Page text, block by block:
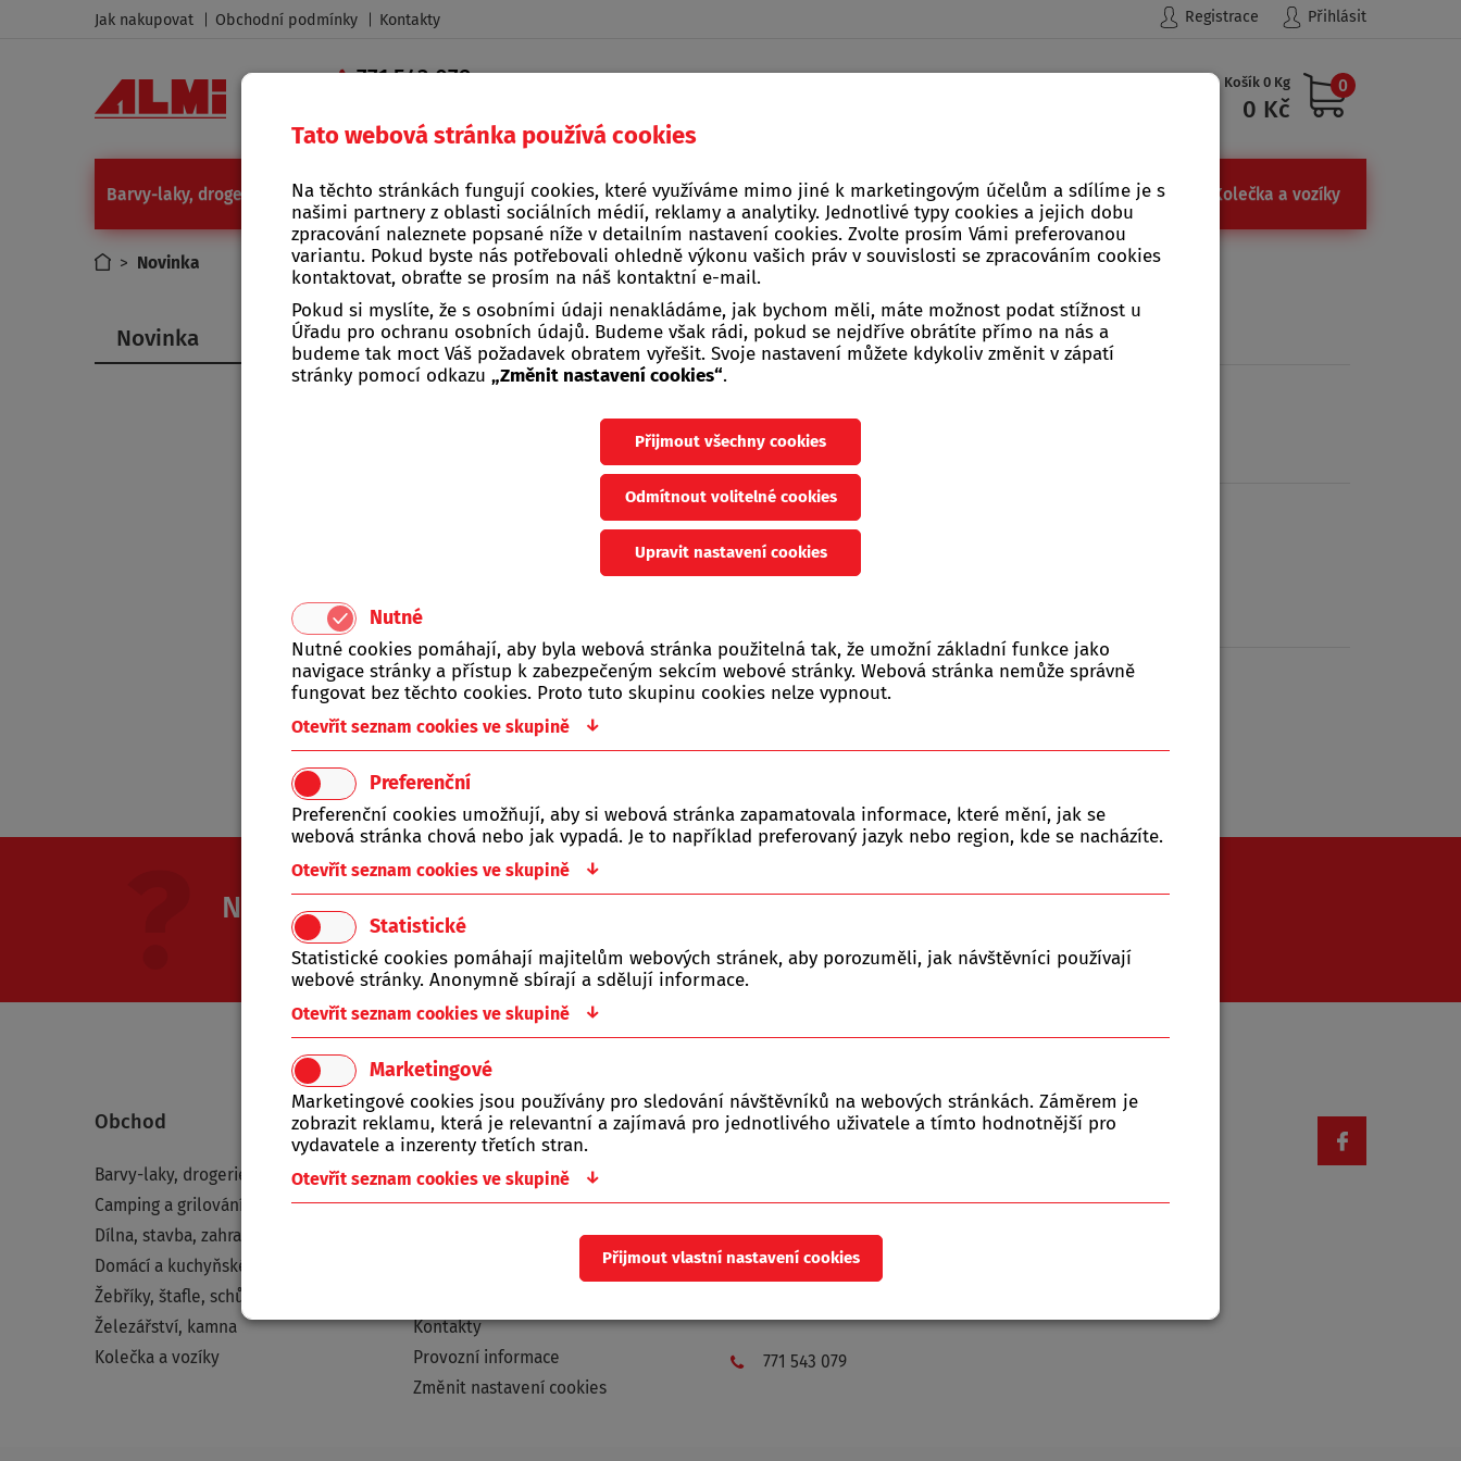
Tato webová stránka používá cookies
Na těchto stránkách fungují cookies, které využíváme mimo jiné k marketingovým účelům a sdílíme je s
našimi partnery z oblasti sociálních médií, reklamy a analytiky. Jednotlivé typy cookies a jejich dobu
zpracování naleznete popsané níže v detailním nastavení cookies. Zvolte prosím Vámi preferovanou
variantu. Pokud byste nás potřebovali ohledně výkonu vašich práv v souvislosti se zpracováním cookies
kontaktovat, obraťte se prosím na náš kontaktní e-mail.
Pokud si myslíte, že s osobními údaji nenakládáme, jak bychom měli, máte možnost podat stížnost u
Úřadu pro ochranu osobních údajů. Budeme však rádi, pokud se nejdříve obrátíte přímo na nás a
budeme tak moct Váš požadavek obratem vyřešit. Svoje nastavení můžete kdykoliv změnit v zápatí
stránky pomocí odkazu „Změnit nastavení cookies“.
Přijmout všechny cookies
Odmítnout volitelné cookies
Upravit nastavení cookies
Nutné
Nutné cookies pomáhají, aby byla webová stránka použitelná tak, že umožní základní funkce jako
navigace stránky a přístup k zabezpečeným sekcím webové stránky. Webová stránka nemůže správně
fungovat bez těchto cookies. Proto tuto skupinu cookies nelze vypnout.
Otevřít seznam cookies ve skupině ↓
Preferenční
Preferenční cookies umožňují, aby si webová stránka zapamatovala informace, které mění, jak se
webová stránka chová nebo jak vypadá. Je to například preferovaný jazyk nebo region, kde se nacházíte.
Otevřít seznam cookies ve skupině ↓
Statistické
Statistické cookies pomáhají majitelům webových stránek, aby porozuměli, jak návštěvníci používají
webové stránky. Anonymně sbírají a sdělují informace.
Otevřít seznam cookies ve skupině ↓
Marketingové
Marketingové cookies jsou používány pro sledování návštěvníků na webových stránkách. Záměrem je
zobrazit reklamu, která je relevantní a zajímavá pro jednotlivého uživatele a tímto hodnotnější pro
vydavatele a inzerenty třetích stran.
Otevřít seznam cookies ve skupině ↓
Přijmout vlastní nastavení cookies
Jak nakupovat Obchodní podmínky Kontakty Registrace Přihlásit
771 543 079 Košík 0 Kg
0 Kč
0
Barvy-laky, drogerie Camping a grilování Dílna, stavba, zahrada
Domácí a kuchyňské
potřeby
Žebříky, štafle, schůdky Železářství, kamna Kolečka a vozíky
> Novinka
Novinka
Počet zobrazených produktů:
Tato kategorie je prázdná.
Nevíte si rady? Napište nám!
Jsme Vám k dispozici od pondělí do pátku.
Obchod
Barvy-laky, drogerie
Camping a grilování
Dílna, stavba, zahrada
Domácí a kuchyňské potřeby
Žebříky, štafle, schůdky
Železářství, kamna
Kolečka a vozíky
Nápověda
Jak nakupovat
Obchodní podmínky
Doprava a platba za zboží
Podmínky ochrany osobních údajů
Kontakty
Provozní informace
Změnit nastavení cookies
Kontakty (provozovna)
Filipova 2020/14
Praha 4 - Chodov
771 543 079
Otevírací doba
|